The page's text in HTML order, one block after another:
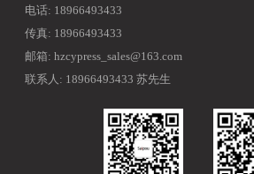
电话: 18966493433
传真: 18966493433
邮箱: hzcypress_sales@163.com
联系人: 18966493433 苏先生